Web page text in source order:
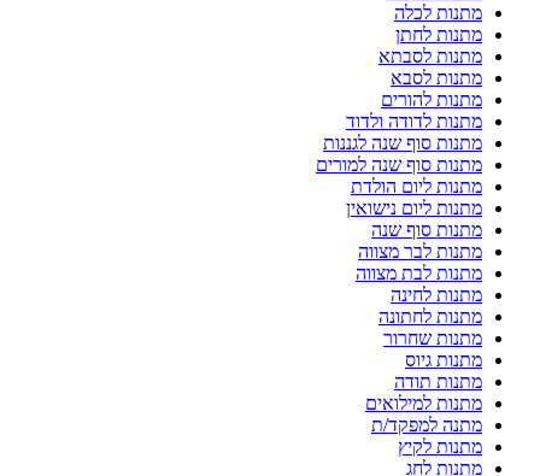
מתנות לכלה
מתנות לחתן
מתנות לסבתא
מתנות לסבא
מתנות להורים
מתנות לדודה ולדוד
מתנות סוף שנה לגננות
מתנות סוף שנה למורים
מתנות ליום הולדת
מתנות ליום נישואין
מתנות סוף שנה
מתנות לבר מצווה
מתנות לבת מצווה
מתנות לחינה
מתנות לחתונה
מתנות שחרור
מתנות גיוס
מתנות תודה
מתנות למילואים
מתנה למפקד/ת
מתנות לקיץ
מתנות לחג